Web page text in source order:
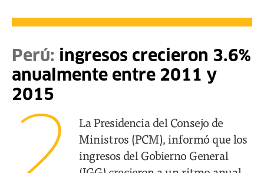
Perú: ingresos crecieron 3.6%
anualmente entre 2011 y
2015
2
La Presidencia del Consejo de
Ministros (PCM), informó que los
ingresos del Gobierno General